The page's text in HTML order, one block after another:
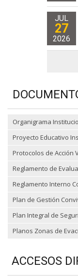
JUL
27
2026
Organigrama
Proyecto Educativo
Protocolos de Acción
Reglamento de
Reglamento Interno
Plan de Gestión
Plan Integral de
Planos Zonas de
ACCESOS